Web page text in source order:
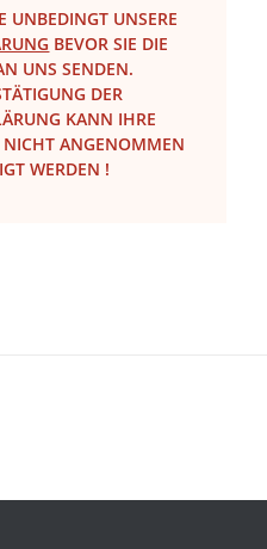
UNBEDINGT UNSERE
BEVOR SIE DIE
UNS SENDEN.
DER
KANN IHRE
NICHT ANGENOMMEN
WERDEN !